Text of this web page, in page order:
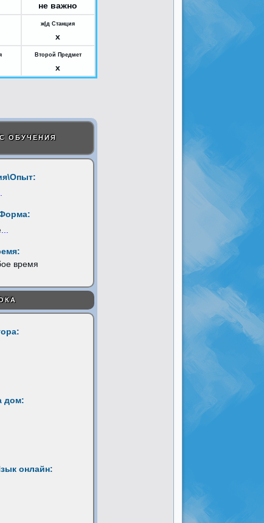
не важно
ж|д Станция
x
Второй Предмет
x
ОБУЧЕНИЯ
...
время
дом:
онлайн: